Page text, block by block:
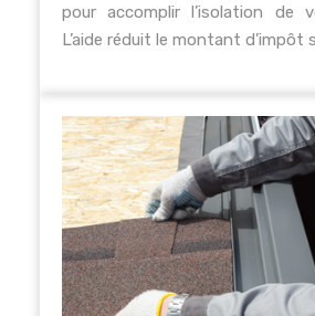
pour accomplir l’isolation de
L’aide réduit le montant d’impôt